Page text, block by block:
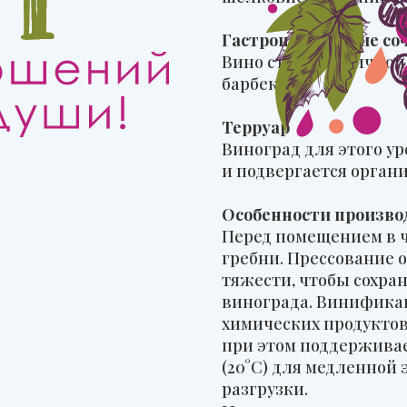
Гастрономические
Вино станет
барбекю.
Терруар
Виноград для этого
и подвергается
Особенности
Перед помещением в
гребни. Прессование
тяжести, чтобы
винограда.
химических
при этом
(20°C) для
разгрузки.